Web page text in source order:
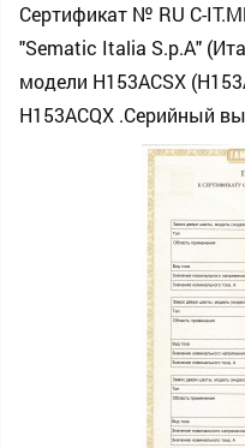
Сертификат № RU С-
"Sematic Italia S.p.A"
модели H153ACSX
H153ACQX .Серийный